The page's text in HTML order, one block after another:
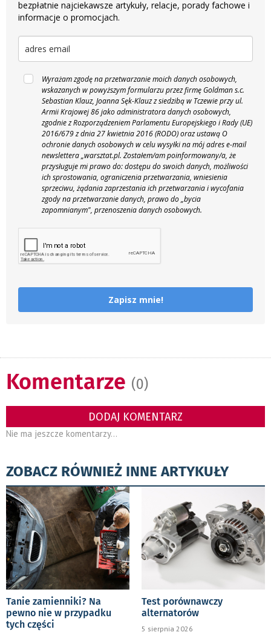
bezpłatnie najciekawsze artykuły, relacje, porady fachowe i
informacje o promocjach.
Wyrażam zgodę na przetwarzanie moich danych osobowych,
wskazanych w powyższym formularzu przez firmę Goldman s.c.
Sebastian Klauz, Joanna Sęk-Klauz z siedzibą w Tczewie przy ul.
Armii Krajowej 86 jako administratora danych osobowych,
zgodnie z Rozporządzeniem Parlamentu Europejskiego i Rady (UE)
2016/679 z dnia 27 kwietnia 2016 (RODO) oraz ustawą O
ochronie danych osobowych w celu wysyłki na mój adres e-mail
newslettera „warsztat.pl. Zostałem/am poinformowany/a, że
przysługuje mi prawo do: dostępu do swoich danych, możliwości
ich sprostowania, ograniczenia przetwarzania, wniesienia
sprzeciwu, żądania zaprzestania ich przetwarzania i wycofania
zgody na przetwarzanie danych, prawo do „bycia
zapomnianym", przenoszenia danych osobowych.
Zapisz mnie!
Komentarze (0)
DODAJ KOMENTARZ
Nie ma jeszcze komentarzy...
ZOBACZ RÓWNIEŻ INNE ARTYKUŁY
Tanie zamienniki? Na
pewno nie w przypadku
tych części
Test porównawczy
alternatorów
5 sierpnia 2026